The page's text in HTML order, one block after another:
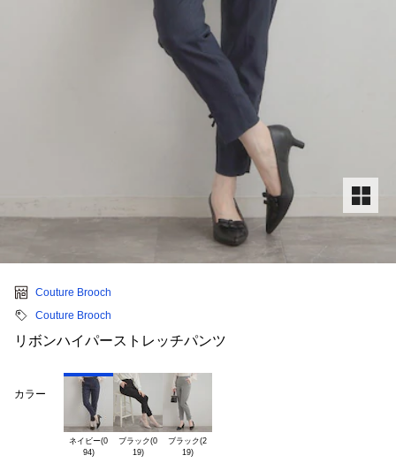
Couture Brooch
Couture Brooch
リボンハイパーストレッチパンツ
カラー
ネイビー(0
94)
ブラック(0
19)
ブラック(2
19)